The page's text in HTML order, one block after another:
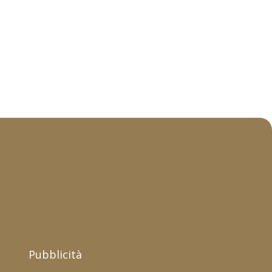
Pubblicità